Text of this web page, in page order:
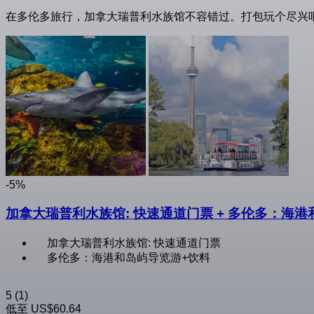
在多伦多旅行，加拿大瑞普利水族馆不容错过。打包玩个尽兴
-5%
加拿大瑞普利水族馆: 快速通道门票 + 多伦多：海港
加拿大瑞普利水族馆: 快速通道门票
多伦多：海港和岛屿导览游+饮料
5 (1)
低至 US$60.64